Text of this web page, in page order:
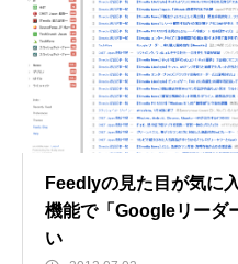
Feedlyの見た目が気に
機能で「Googleリーダ
い